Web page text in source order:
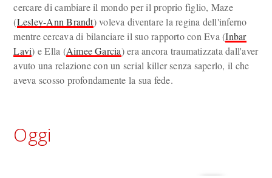
cercare di cambiare il mondo per il proprio figlio, Maze
(Lesley-Ann Brandt) voleva diventare la regina dell'inferno
mentre cercava di bilanciare il suo rapporto con Eva (Inbar
Lavi) e Ella (Aimee Garcia) era ancora traumatizzata dall'aver
avuto una relazione con un serial killer senza saperlo, il che
aveva scosso profondamente la sua fede.
Oggi